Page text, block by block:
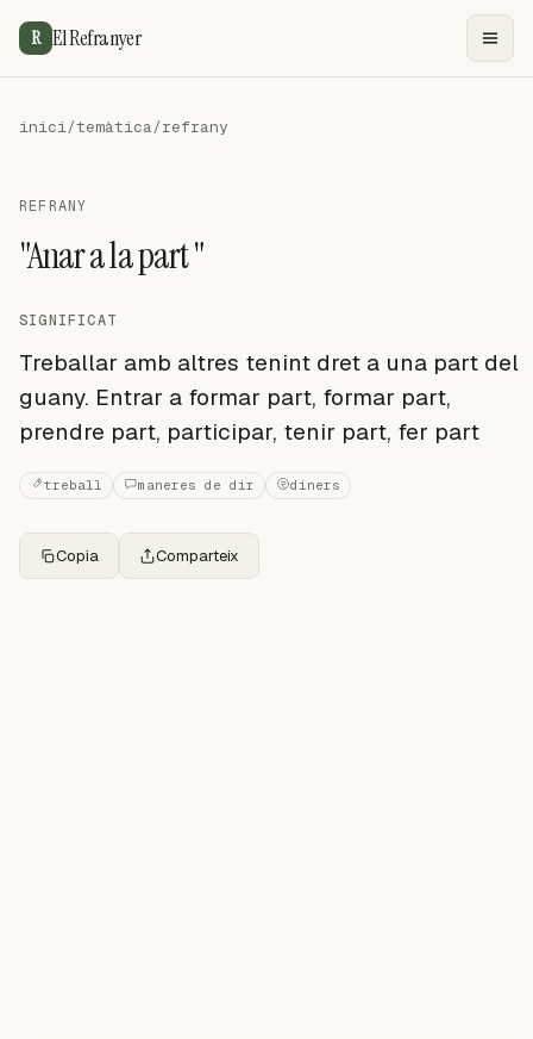
R El Refranyer
inici/temàtica/refrany
REFRANY
"Anar a la part "
SIGNIFICAT
Treballar amb altres tenint dret a una part del
guany. Entrar a formar part, formar part,
prendre part, participar, tenir part, fer part
treball maneres de dir diners
Copia Comparteix